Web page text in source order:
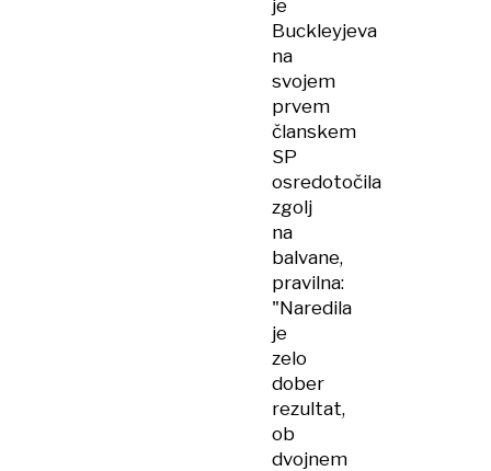
je
Buckleyjeva
na
svojem
prvem
članskem
SP
osredotočila
zgolj
na
balvane,
pravilna:
"Naredila
je
zelo
dober
rezultat,
ob
dvojnem